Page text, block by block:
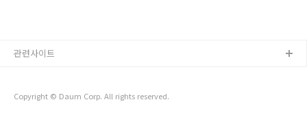
의도인 것으로 보인다. 바뀐 문제를 풀어보자. Password
[view-source] $hash =
다. ..
Copyright © Daum Corp. All rights reserved.
관련사이트